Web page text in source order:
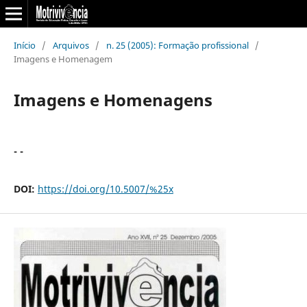
Início / Arquivos / n. 25 (2005): Formação profissional /
Imagens e Homenagem
Imagens e Homenagens
- -
DOI: https://doi.org/10.5007/%25x